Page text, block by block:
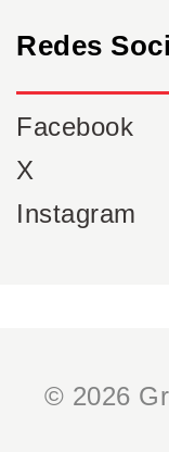
Redes
Facebook
X
Instagram
© 2026